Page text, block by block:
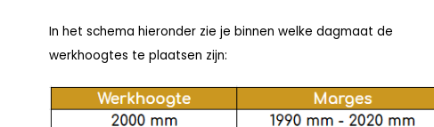
In het schema hieronder zie je binnen welke dagmaat de
werkhoogtes te plaatsen zijn: